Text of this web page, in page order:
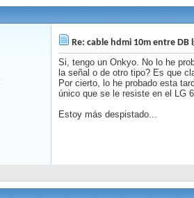
Re: cable hdmi 10m entre
Si, tengo un Onkyo. No lo he
la señal o de otro tipo? Es que
Por cierto, lo he probado esta
único que se le resiste en el LG
Estoy más despistado...